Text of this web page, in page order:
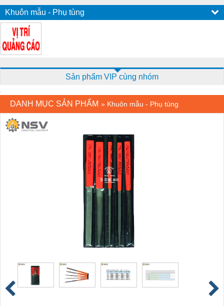
Khuôn mẫu - Phụ tùng
Sản phẩm VIP cùng nhóm
DANH MỤC SẢN PHẨM » Khuôn mẫu - Phụ tùng